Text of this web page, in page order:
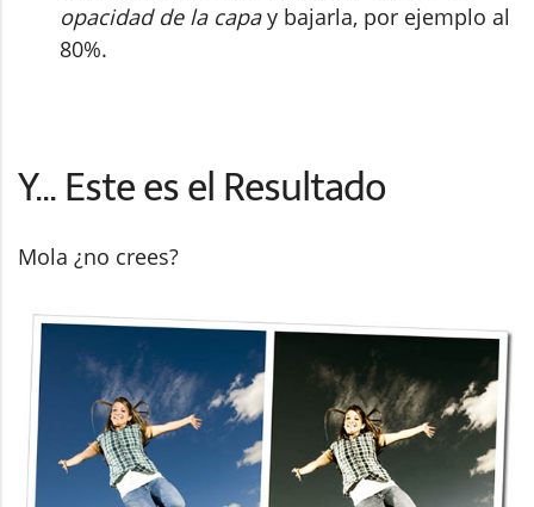
opacidad de la capay bajarla, por ejemplo al
80%.
Y... Este es el Resultado
Mola ¿no crees?